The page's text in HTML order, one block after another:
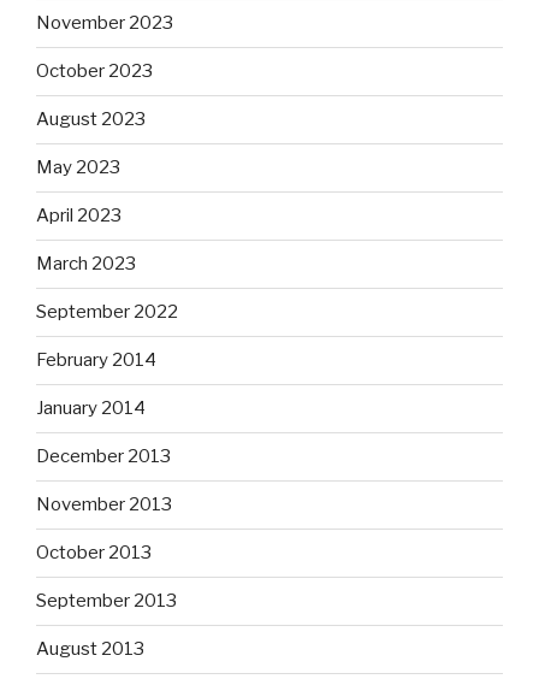
November 2023
October 2023
August 2023
May 2023
April 2023
March 2023
September 2022
February 2014
January 2014
December 2013
November 2013
October 2013
September 2013
August 2013